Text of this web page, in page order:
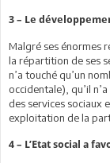
3 – Le
Malgré ses énormes
la répartition de ses
n’a touché qu’un
occidentale), qu’il
des services sociaux
exploitation de la
4 – L’Etat social a